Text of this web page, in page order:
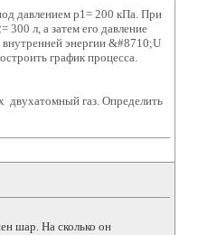
давлением p1= 200 кПа. При
300 л, а затем его давление
энергии &#8710;U
график процесса.
двухатомный газ. Определить
шар. На сколько он